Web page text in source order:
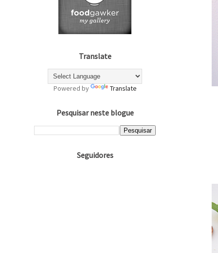
Translate
Powered by Translate
Pesquisar neste blogue
Seguidores